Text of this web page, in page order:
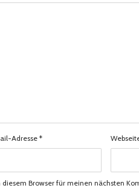
Adresse*
Browser für meinen nächsten